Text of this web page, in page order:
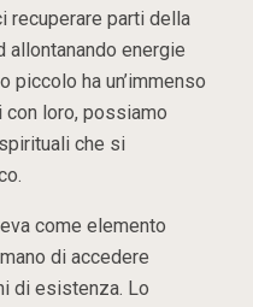
recuperare parti della
allontanando energie
piccolo ha un’immenso
con loro, possiamo
che si
come elemento
di accedere
di esistenza. Lo